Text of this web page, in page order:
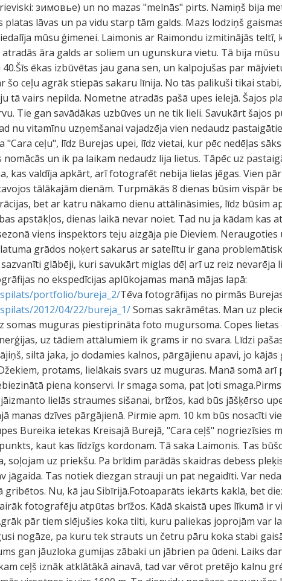
зимовье) un no mazas "melnās" pirts. Namiņš bija
platas lāvas un pa vidu starp tām galds. Mazs lodziņš
mūsu ģimenei. Laimonis ar Raimondu izmitinājās
āra galds ar soliem un ugunskura vietu. Tā bija mūsu
ēkas izbūvētas jau gana sen, un kalpojušas par
šo ceļu agrāk stiepās sakaru līnija. No tās palikuši tikai
tā vairs nepilda. Nometne atradās pašā upes ielejā. Šajos
Tie gan savādākas uzbūves un ne tik lieli. Savukārt šajos
nu vitamīnu uzņemšanai vajadzēja vien nedaudz
"Cara ceļu", līdz Burejas upei, līdz vietai, kur pēc nedēļas
un ik pa laikam nedaudz lija lietus. Tāpēc uz
kas valdīja apkārt, arī fotografēt nebija lielas jēgas. Vien
tālākajām dienām. Turpmākās 8 dienas būsim vispār
bet ar katru nākamo dienu attālināsimies, līdz būsim
apstākļos, dienas laikā nevar noiet. Tad nu ja kādam kas
viens inspektors teju aizgāja pie Dieviem.
grādos noķert sakarus ar satelītu ir gana
glābēji, kuri savukārt miglas dēļ arī uz reiz nevarēja
no ekspedīcijas aplūkojamas manā mājas lapā:
portfolio/bureja_2/Tēva fotogrāfijas no pirmās
2012/04/22/bureja_1/Somas sakrāmētas. Man uz pleciem tā pati 120 L mugursoma, savukārt uz somas muguras piestiprināta foto mugursoma. Copes lietas es līdzi nestiepšu. Copei nebūs nedz laika nedz enerģijas, uz tādiem attālumiem ik grams ir no svara. Līdzi pašas nepieciešamākās lietas, kā guļammais, telts paklājiņš, siltā jaka, jo dodamies kalnos, pārgājienu apavi, jo kājās garie gumijas zābaki. Arī pārtika katram iedalīta. Džekiem, protams, lielākais svars uz muguras. Manā somā arī pārītis gaļas konservu, ķelmēnu rupjmaize un iebiezinātā piena konservi. Ir smaga soma, pat ļoti smaga.Pirms došanās vēl jāsagatavo gara koka kārts. Tā būs jāizmanto lielās straumes sišanai, brīžos, kad būs jāšķērso upe vai kāda tās pieteka.Mēs dodamies līdz šim lielākajā manas dzīves pārgājienā. Pirmie apm. 10 km būs nosacīti viegli, jo soļosim pa to pašu "Cara ceļu", bet tad pie upes Bureika ietekas Kreisajā Burejā, "Cara ceļš" nogriezīsies mums nederīgā virzienā. Tur arī izbūvēts kontrolpunkts, kaut kas līdzīgs kordonam. Tā saka Laimonis. Tas būšot šodienas pusceļš...Raitā solītī, rindā viens aiz otra, soļojam uz priekšu. Pa brīdim parādās skaidras debess pleķis, kas liek cerības, ka laiks noskaidrosies. Un ilgi nav jāgaida. Tas notiek diezgan strauji un pat negaidīti. Var nedaudz izģērbties, bet ne pārāk, jo odu ir vairāk kā gribētos. Nu, kā jau Sibīrijā.Fotoaparāts iekārts kaklā, bet diez ko daudz nebildēju. Cīnos ar smago somu. Vairāk fotografēju atpūtas brīžos. Kādā skaistā upes līkumā ir viens no tādiem. Pa ceļam jāšķērso palieli strauti. Agrāk pār tiem slējušies koka tilti, kuru paliekas joprojām var labi redzēt. Diezgan sirreāli skati. Skujkokiem noaugusi nogāze, pa kuru tek strauts un četru pāru koka stabi gaisā, kuru pakājēs izklājušās tilta virsmas atliekas. Mums gan jāuzloka gumijas zābaki un jābrien pa ūdeni. Laiks dara savu... Kopā būs trīs šādi pussabrukuši tilti. Pa laikam ceļš iznāk atklātākā ainavā, tad var vērot pretējo kalnu grēdas un to virsotnes. Patreiz augstākās redzamās virsotnes ir virs 1600 m. To dienvidu nogāzes apaugušas lapeglēm. Vietām lapegles vijas akmeņu nogruvumiem. Arī gar mūsu ceļu vietām vērojami akmens nogruvumi, jo ceļš izbūvēts uz kalnu nogāzes. Diezgan aprīnojami, ka tas joprojām ir tik labi saglabājies. Protams ar džipu to vairs nevar izbraukt, bet tomēr. Tas teju 2 m plats, un nekur nav aizaudzis ar kokiem. Iemesls kāpēc tas nav braucams - sabrukušie tilti un vietām strauti ceļu izskalojuši dziļām risām. Ceļš sastāv no vairākiem slāņiem, tas arī iemesls, tā neaizaugšanai ar kokiem. To sedz vien lakstaugi, vietām tikai sūnas vai ķērpji. Nogurums aizvien vairāk liek par sevi manīt. Nav noiets vēl pusceļš, kad katra atpūtas reize ir kā Dieva dāvana. Nevaru sagaidīt, kad būsim pusceļā, tas vismaz būs psiholoģisks mierinājums un pusdienu pārtraukums reizē. Un kad ceļš sāk doties lejup, saprotu, ka vairs nav tālu. Otrā pusē upei redzama, krūmājiem apaugusi, guļbaļķu ēka - kontrolpunkts jeb agrākais sakarnieku kordons. Mums jāpārvar straume, lai nokļūtu pāri. Pirmā Burejas upes šķērsošana. Laimonis iet pa priekšu, rādīdams kā tas pareizi jādara. Un visās vietās upe nemaz nav šķērsojama. Gumijas zābaki ir līdz gurniem, bet tik dziļi nemaz nedrīkst brist, savādāk ūdens straume nositīs no kājām nost. Šķērsojam upi, kur nav dziļāks par ceļgaliem. Bet arī šādā seklumā momentā var just upes spēku... Pusdienu pārtraukums. Atpūta. Beidzot arī kādas sarunas, jo pēdējie divi/trīs km bija teju klusumā. Es labprāt tālāk ietu rīt, bet Laimonis uzstāj, ka nav laika te gulšņāt, ka jādodas tālāk, jo nu būs daudz lēnāka iešana, ceļš ir izbeidzies. Tas tālāk vijas gar upi Bureika. Pie pamestā kordona ir pamesta suņu būda un pamesta kara laiku metāla ķivere... Paēduši. Nedaudz atguvuši dzīves prieku, brienam atpakaļ uz Burejas upes kreiso krastu. Es to izdaru pirmais, un gaidot pārējos, izmanto jau izdevību pagulēt uz liela akmens saules staros.Sākotnēji domājam, ka varētu gar upi pa mežu iet. Bet pēc pirmajiem 100 m saprotam, ka tā nebūs aršana. Augsne te mīksta, līdzīgi kā purvos, un biezā slānī ar zilenājiem. Katrs solis iegrimst, un tad ar lielāku spēku kāja jāceļ laukā. Nomācoša sajūta.Dodamies uz upes krastu. Mums par laimi ir gana zems upes līmenis. Izmantojam upes akmeņaino gultni. Rezultātā bieži jāšķērso upe no viena krasta uz otru. Vietām veicas un var iet pa pilnībā izžuvušu upes gultnes atvasi, kas pārplūst vien pie ļoti liela ūdens.Komfortu samazina arī fakts, ka kājās ir klasiski Padomju laiku zvejnieku garie gumijas zābaki. Kājas beržas, un zole ļoti plāna, līdz ar to kājas atsitas pret akmeņiem un sāp.Nu jau es bildēju tikai atpūtas brīžos, pārējā laikā fotoaparāts ir ielikts somā. Iešanas laikā teju neviens nerunā. Ir klusums, vien kalnu upes čalošana, vēja šaltis taigā. Te ir maz putnu, tikai retumis kādu bēdrozi vai riekstkodi var dzirdēt. No zīdītājiem tikai burundukus pa laikam redzam. Tie ļoti ziņkārīgi, bet tik pat ļoti tramīgi. Lai kā es gribu redzēt savvaļā lāci, tas nemaz nav tik viegli. Lāču pēdas gan redzam ļoti bieži un gana svaigas. Dokumentālajās filmās mēdz pārspīlēt par savvaļas zvēriem, ka tiem viegli uzskriet utt. Pat lācis ļoti baidās no nezināmām smakām, un šādā nekurienē cilvēks ir viena no tādām smakām. Turklāt, brūnajiem lāčiem ir ļoti vāja redze, ko gan nevar attiecināt uz ožu un dzirdi... Sāk jau krēslot. Jāsāk domāt par nakšņošanas vietu. Nu jau esmu tik pārguris, ka pat ar sevi vairs nesarunājos. Nav ne iztēles, ne domu, ne kā, galvā tukšums - autopilots. Pat atpūtas brīžos maz sarunājamies. Un bildēs vērojamas drūmas sejas. Laimonis saka, ka šeit šķērsosim upi un tad metam mieru. Esam gan nogājuši nedaudz mazāk kā plānots, tāpēc rīt būs vairāk kā plānots. Pārbridis pāri upei metu somu zemē un esmu patīkami atvieglots. Gluži atgulties ar nevar, jo jārūpē malka ugunskuram - siltumam, ēdienam un dūmiem pret odiem.Atrodam skrajāku meža pleķīti, kur izbūvēt teltis. Esam dziļāk kalnos, un nu, kad saule aiz kalniem aizgājusi, paliek strauji vēsāks. Ugunskuru iekuram uz akmeņainās upes gultnes koku sanesumu tuvumā. Koku sanesumi saulainajā laikā izkaltuši, un sausā malka ir rokas stiepiena attālumā.Vakariņās roltona zupiņa un bļodiņa ar griķiem. Šokolāde un salda tēja.Uzlec pilnmēness un es dodos to iemūžināt fotoaparātā. Sanāk pat ļoti skaista bilde. Un laiks mesties pie miera. Teltī guļam visa ģimene. Otrā teltī Raimonds ar Laimoni. Jau ejot gulēt, jūtu, ka būs auksta naksniņa. Esam atdzesētā kalnu gaisa masu ieskauti. Iekārtojos guļammaisā, deguns vien pa mazu šķirbu velk nepieciešamo gaisu. Pēc šādas slodzes miegs ir "caurs", sapņošana mijas ar murgošanu. Regulāri mostos. No